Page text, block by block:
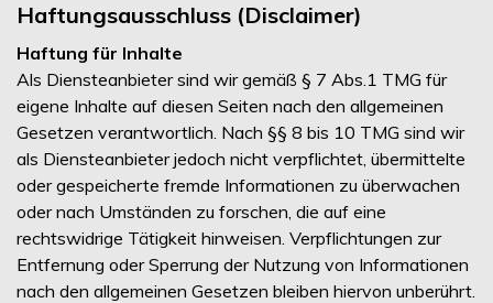
Haftungsausschluss (Disclaimer)
Haftung für Inhalte
Als Diensteanbieter sind wir gemäß § 7 Abs.1 TMG für
eigene Inhalte auf diesen Seiten nach den allgemeinen
Gesetzen verantwortlich. Nach §§ 8 bis 10 TMG sind wir
als Diensteanbieter jedoch nicht verpflichtet, übermittelte
oder gespeicherte fremde Informationen zu überwachen
oder nach Umständen zu forschen, die auf eine
rechtswidrige Tätigkeit hinweisen. Verpflichtungen zur
Entfernung oder Sperrung der Nutzung von Informationen
nach den allgemeinen Gesetzen bleiben hiervon unberührt.